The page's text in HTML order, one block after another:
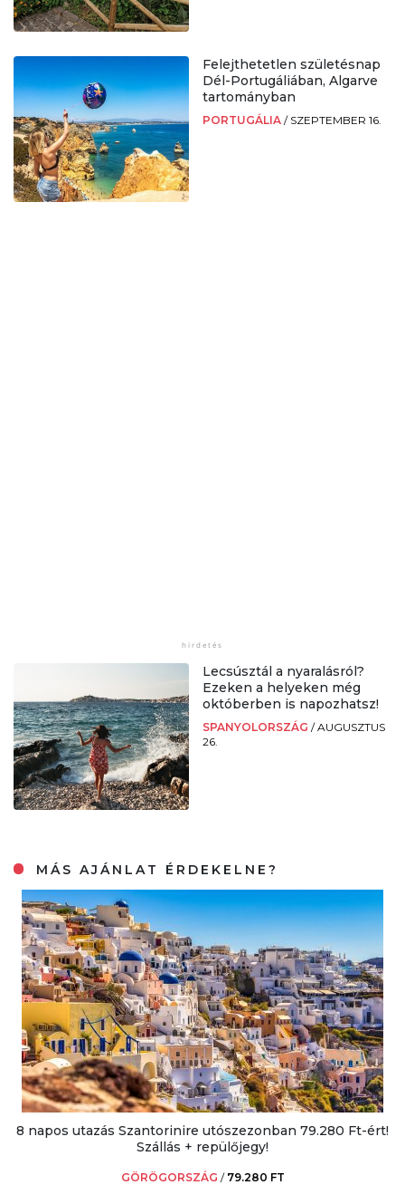
Felejthetetlen születésnap
Dél-Portugáliában, Algarve
tartományban
PORTUGÁLIA / SZEPTEMBER 16.
Lecsúsztál a nyaralásról?
Ezeken a helyeken még
októberben is napozhatsz!
SPANYOLORSZÁG /AUGUSZTUS
26.
MÁS AJÁNLAT ÉRDEKELNE?
8 napos utazás Szantorinire utószezonban 79.280 Ft-ért!
Szállás + repülőjegy!
GÖRÖGORSZÁG / 79.280 FT